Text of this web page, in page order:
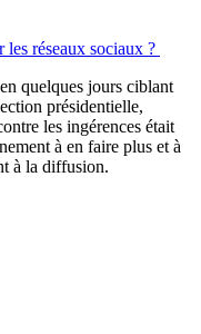
les réseaux sociaux ?
quelques jours ciblant
présidentielle,
les ingérences était
à en faire plus et à
à la diffusion.